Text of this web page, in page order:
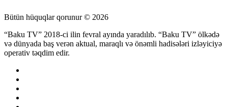
Bütün hüquqlar qorunur © 2026
“Baku TV” 2018-ci ilin fevral ayında yaradılıb. “Baku TV” ölkədə
və dünyada baş verən aktual, maraqlı və önəmli hadisələri izləyiciyə
operativ təqdim edir.